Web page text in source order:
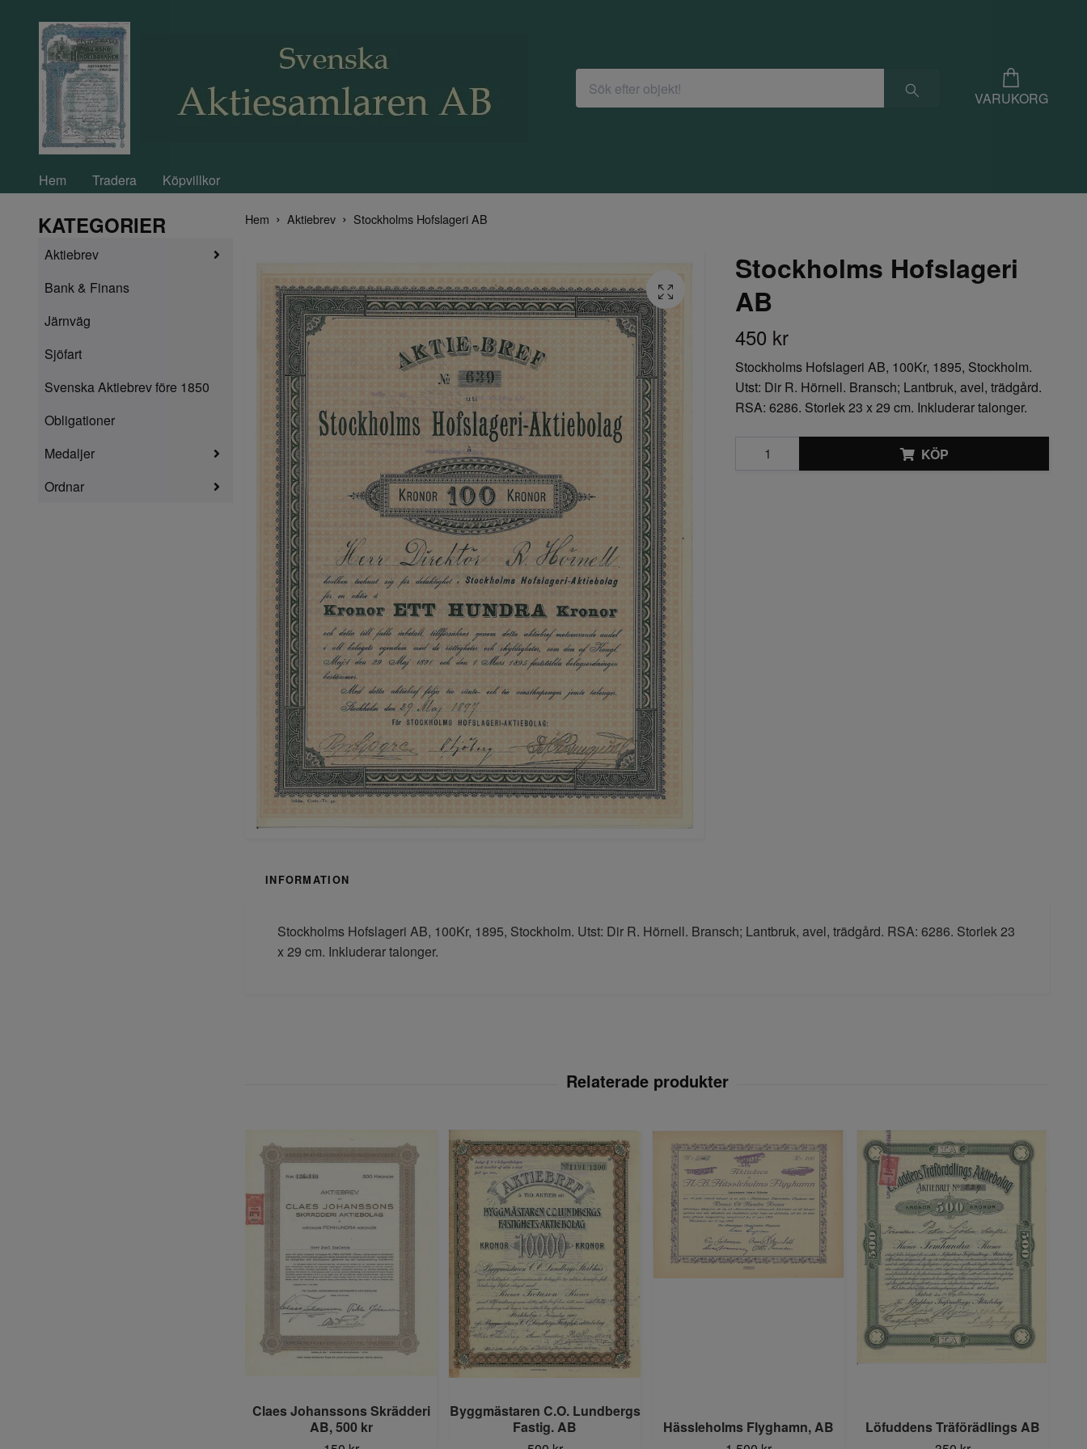
VARUKORG
Hem Tradera Köpvillkor
KATEGORIER
Aktiebrev
Bank & Finans
Järnväg
Sjöfart
Svenska Aktiebrev före 1850
Obligationer
Medaljer
Ordnar
Hem Aktiebrev Stockholms Hofslageri AB
Stockholms Hofslageri
AB
450 kr
Stockholms Hofslageri AB, 100Kr, 1895, Stockholm.
Utst: Dir R. Hörnell. Bransch; Lantbruk, avel, trädgård.
RSA: 6286. Storlek 23 x 29 cm. Inkluderar talonger.
KÖP
INFORMATION
Stockholms Hofslageri AB, 100Kr, 1895, Stockholm. Utst: Dir R. Hörnell. Bransch; Lantbruk, avel, trädgård. RSA: 6286. Storlek 23
x 29 cm. Inkluderar talonger.
Claes Johanssons Skrädderi
AB, 500 kr
Byggmästaren C.O. Lundbergs
Fastig. AB
Hässleholms Flyghamn, AB
Löfuddens Träförädlings AB